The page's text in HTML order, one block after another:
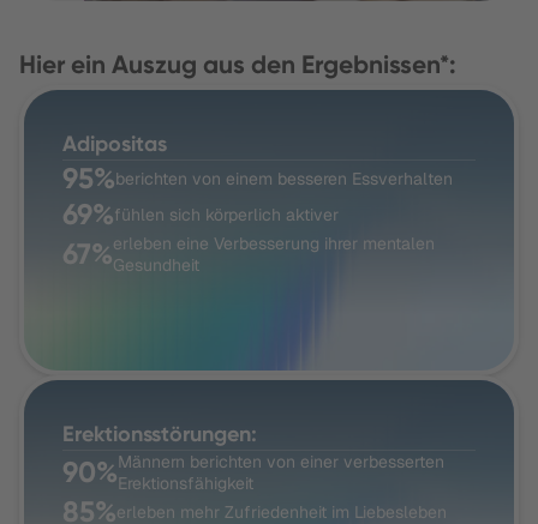
Hier ein Auszug aus den Ergebnissen*:
Adipositas
95%berichten von einem besseren Essverhalten
69%fühlen sich körperlich aktiver
67%erleben eine Verbesserung ihrer mentalen
Gesundheit
Erektionsstörungen:
90%Männern berichten von einer verbesserten
Erektionsfähigkeit
85%erleben mehr Zufriedenheit im Liebesleben